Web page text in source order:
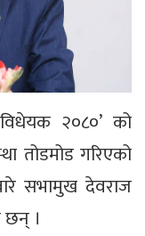
२०८०’ को
तोडमोड गरिएको
सभामुख देवराज
।